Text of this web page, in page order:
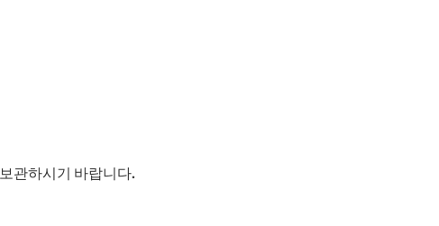
관하시기 바랍니다.